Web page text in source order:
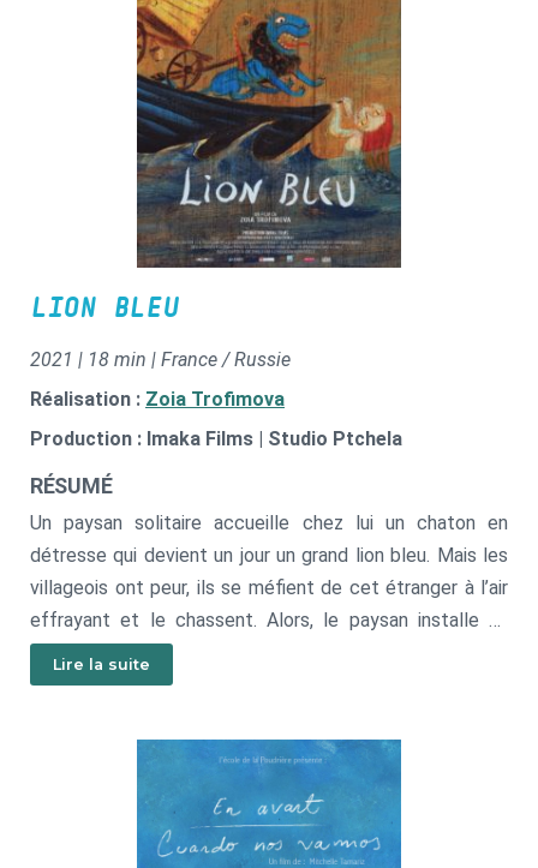
LION BLEU
2021 | 18 min | France / Russie
Réalisation : Zoia Trofimova
Production : Imaka Films | Studio Ptchela
RÉSUMÉ
Un paysan solitaire accueille chez lui un chaton en
détresse qui devient un jour un grand lion bleu. Mais les
villageois ont peur, ils se méfient de cet étranger à l’air
effrayant et le chassent. Alors, le paysan installe sa
maison sur une charrette, récupère le lion et sa vache,
puis s’en va. Le paysan et ses bêtes voyagent à travers
Lire la suite